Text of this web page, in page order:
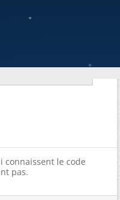
connaissent le code
pas.